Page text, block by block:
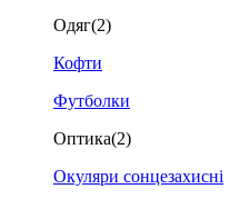
Одяг(2)
Кофти
Футболки
Оптика(2)
Окуляри сонцезахисні